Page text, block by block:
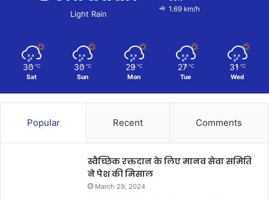
Light Rain
1.69 km/h
30 ℃
Sat
30 ℃
Sun
29 ℃
Mon
27 ℃
Tue
31 ℃
Wed
Popular Recent Comments
स्वैच्छिक रक्तदान के लिए मानव सेवा समिति
ने पेश की मिसाल
March 29, 2024